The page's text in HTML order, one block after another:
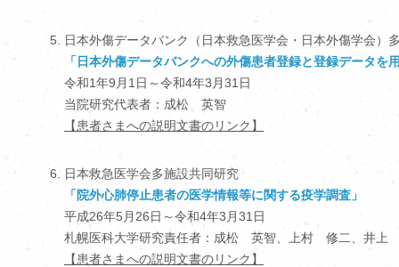
日本外傷データバンク（日本救急医学会・日本外傷学会）
「日本外傷データバンクへの外傷患者登録と登録データを
令和1年9月1日～令和4年3月31日
当院研究代表者：成松 英智
【患者さまへの説明文書のリンク】
日本救急医学会多施設共同研究
「院外心肺停止患者の医学情報等に関する疫学調査」
平成26年5月26日～令和4年3月31日
札幌医科大学研究責任者：成松 英智、上村 修二、井
【患者さまへの説明文書のリンク】